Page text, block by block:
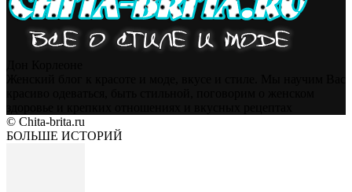
© Chita-brita.ru
БОЛЬШЕ ИСТОРИЙ